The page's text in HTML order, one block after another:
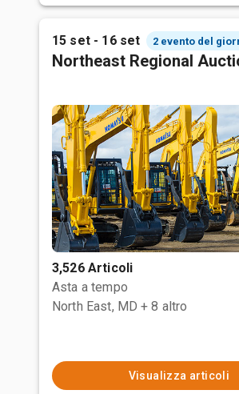
15 set - 16 set 2 evento del
Northeast Regional
3,526 Articoli
Asta a tempo
North East, MD + 8 altro
Visualizza articoli